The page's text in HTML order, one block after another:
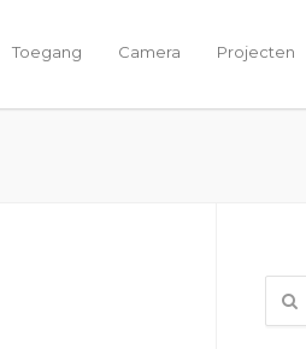
Toegang Camera Projecten